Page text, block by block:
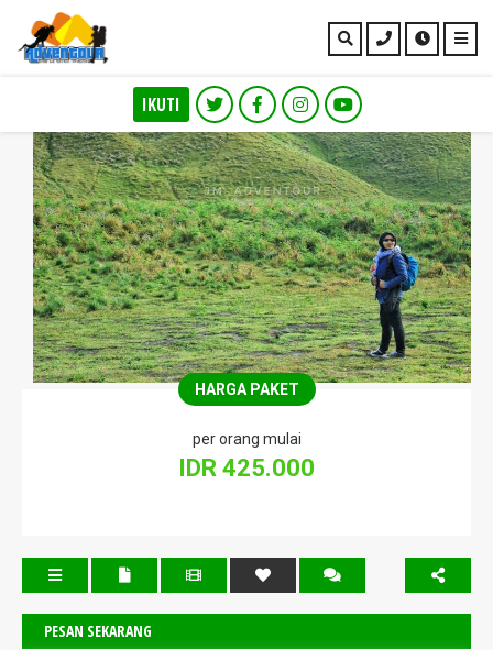
IKUTI
Private Trip Bromo Malang
HARGA PAKET
per orang mulai
IDR 425.000
PESAN SEKARANG